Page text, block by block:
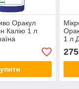
Оракул
Калію 1 л
1 л
275